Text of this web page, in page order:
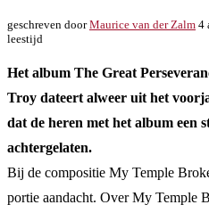
geschreven doorMaurice van der Zalm 4
leestijd
Het album The Great
Troy dateert alweer uit het
dat de heren met het album een
achtergelaten.
Bij de compositie My Temple
portie aandacht. Over My Temple